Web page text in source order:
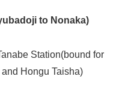
to Nonaka)
Station(bound for
Hongu Taisha)